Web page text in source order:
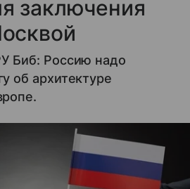
заключения
Биб: Россию надо
об архитектуре